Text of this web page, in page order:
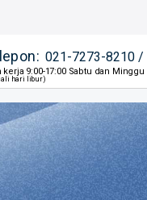
021-7273-8210 /
kerja 9:00-17:00 Sabtu dan Minggu
hari libur)